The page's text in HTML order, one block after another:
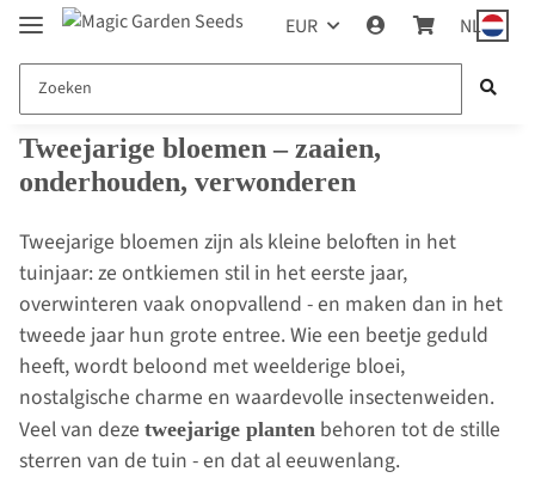
EUR NL
Tweejarige bloemen – zaaien,
onderhouden, verwonderen
Tweejarige bloemen zijn als kleine beloften in het
tuinjaar: ze ontkiemen stil in het eerste jaar,
overwinteren vaak onopvallend - en maken dan in het
tweede jaar hun grote entree. Wie een beetje geduld
heeft, wordt beloond met weelderige bloei,
nostalgische charme en waardevolle insectenweiden.
Veel van deze tweejarige planten behoren tot de stille
sterren van de tuin - en dat al eeuwenlang.